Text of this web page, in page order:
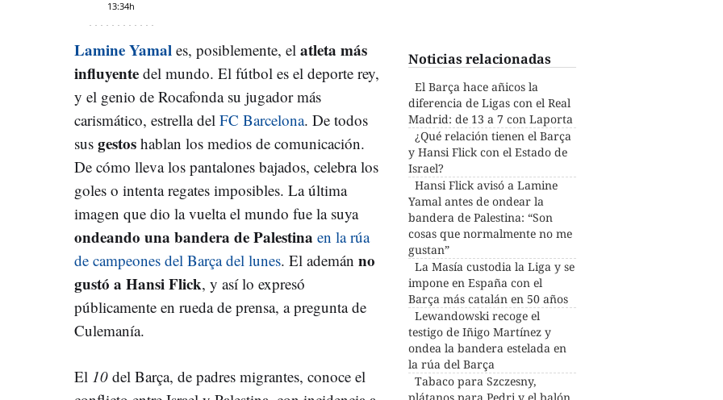
13:34h
Noticias relacionadas
El Barça hace añicos la
diferencia de Ligas con el Real
Madrid: de 13 a 7 con Laporta
¿Qué relación tienen el Barça
y Hansi Flick con el Estado de
Israel?
Hansi Flick avisó a Lamine
Yamal antes de ondear la
bandera de Palestina: “Son
cosas que normalmente no me
gustan”
La Masía custodia la Liga y se
impone en España con el
Barça más catalán en 50 años
Lewandowski recoge el
testigo de Iñigo Martínez y
ondea la bandera estelada en
la rúa del Barça
Tabaco para Szczesny,
plátanos para Pedri y el balón
Lamine Yamal es, posiblemente, el atleta más
influyente del mundo. El fútbol es el deporte rey,
y el genio de Rocafonda su jugador más
carismático, estrella del FC Barcelona. De todos
sus gestos hablan los medios de comunicación.
De cómo lleva los pantalones bajados, celebra los
goles o intenta regates imposibles. La última
imagen que dio la vuelta el mundo fue la suya
ondeando una bandera de Palestina en la rúa
de campeones del Barça del lunes. El ademán no
gustó a Hansi Flick, y así lo expresó
públicamente en rueda de prensa, a pregunta de
Culemanía.
El 10 del Barça, de padres migrantes, conoce el